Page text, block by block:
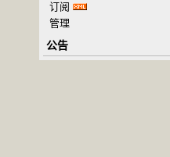
订阅
管理
公告